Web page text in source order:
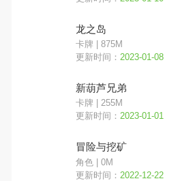
龙之岛
卡牌 | 875M
更新时间： 2023-01-08
新葫芦兄弟
卡牌 | 255M
更新时间： 2023-01-01
冒险与挖矿
角色 | 0M
更新时间： 2022-12-22